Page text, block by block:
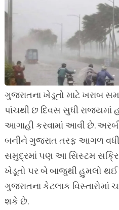
ગુજરાતના ખેડૂતો માટે ખરાબ
પાંચથી છ દિવસ સુધી રાજ્યમાં
આગાહી કરવામાં આવી છે.
બનીને ગુજરાત તરફ આગળ
સમુદ્રમાં પણ આ સિસ્ટમ
ખેડૂતો પર બે બાજુથી હુમલો થઈ
ગુજરાતના કેટલાક
શકે છે.